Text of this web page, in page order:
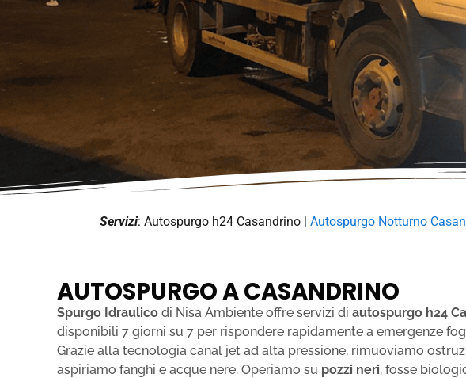
Servizi: Autospurgo h24 Casandrino | Autospurgo Notturno
AUTOSPURGO A CASANDRINO
Spurgo Idraulico di Nisa Ambiente offre servizi di autospurgo h24
disponibili 7 giorni su 7 per rispondere rapidamente a emergenze
Grazie alla tecnologia canal jet ad alta pressione, rimuoviamo
aspiriamo fanghi e acque nere. Operiamo su pozzi neri, fosse